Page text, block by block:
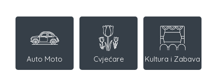
Auto Moto Cvjećare Kultura i Zabava